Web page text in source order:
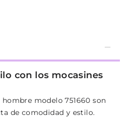
con los mocasines
modelo 751660 son
de comodidad y estilo.